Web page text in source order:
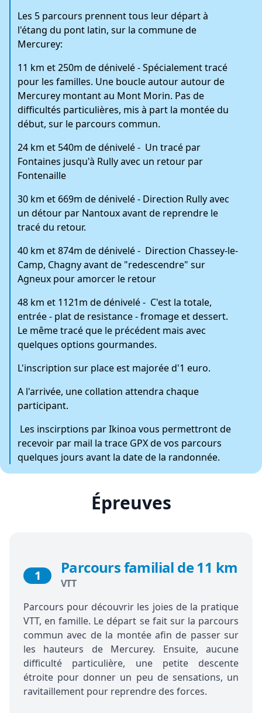
Les 5 parcours prennent tous leur départ à
l'étang du pont latin, sur la commune de
Mercurey:
11 km et 250m de dénivelé - Spécialement tracé
pour les familles. Une boucle autour autour de
Mercurey montant au Mont Morin. Pas de
difficultés particulières, mis à part la montée du
début, sur le parcours commun.
24 km et 540m de dénivelé - Un tracé par
Fontaines jusqu'à Rully avec un retour par
Fontenaille
30 km et 669m de dénivelé - Direction Rully avec
un détour par Nantoux avant de reprendre le
tracé du retour.
40 km et 874m de dénivelé - Direction Chassey-le-
Camp, Chagny avant de "redescendre" sur
Agneux pour amorcer le retour
48 km et 1121m de dénivelé - C'est la totale,
entrée - plat de resistance - fromage et dessert.
Le même tracé que le précédent mais avec
quelques options gourmandes.
L'inscription sur place est majorée d'1 euro.
A l'arrivée, une collation attendra chaque
participant.
Les inscirptions par Ikinoa vous permettront de
recevoir par mail la trace GPX de vos parcours
quelques jours avant la date de la randonnée.
Épreuves
1 Parcours familial de 11 km
VTT
Parcours pour découvrir les joies de la pratique
VTT, en famille. Le départ se fait sur la parcours
commun avec de la montée afin de passer sur
les hauteurs de Mercurey. Ensuite, aucune
difficulté particulière, une petite descente
étroite pour donner un peu de sensations, un
ravitaillement pour reprendre des forces.